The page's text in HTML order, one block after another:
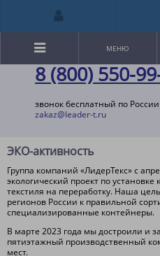
8 (800) 550-
звонок бесплатный по России
zakaz@leader-t.ru
МЕНЮ
ЭКО-активность
Группа компаний «ЛидерТекс» с
экологический проект по
текстиля на переработку. Наша
регионов России к правильной
специализированные контейнеры.
В марте 2023 года мы достроили и
пятиэтажный производственный
мест.